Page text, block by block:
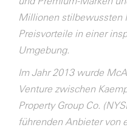
Millionen stilbewussten
Preisvorteile in einer
Umgebung.
Im Jahr 2013 wurde
Venture zwischen
Property Group Co.
führenden Anbieter von